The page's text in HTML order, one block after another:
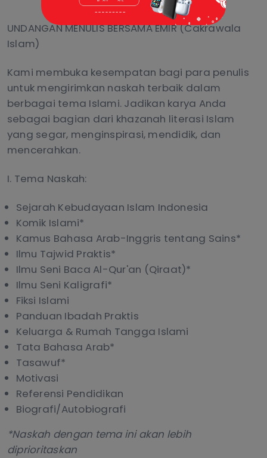
UNDANGAN MENULIS BERSAMA EMIR (Cakrawala
Islam)
Kami membuka kesempatan bagi para penulis
untuk mengirimkan naskah terbaik dalam
berbagai tema Islami. Jadikan karya Anda
sebagai bagian dari khazanah literasi Islam
yang segar, menginspirasi, mendidik, dan
mencerahkan.
I. Tema Naskah:
Sejarah Kebudayaan Islam Indonesia
Komik Islami*
Kamus Bahasa Arab-Inggris tentang Sains*
Ilmu Tajwid Praktis*
Ilmu Seni Baca Al-Qur'an (Qiraat)*
Ilmu Seni Kaligrafi*
Fiksi Islami
Panduan Ibadah Praktis
Keluarga & Rumah Tangga Islami
Tata Bahasa Arab*
Tasawuf*
Motivasi
Referensi Pendidikan
Biografi/Autobiografi
*Naskah dengan tema ini akan lebih
diprioritaskan